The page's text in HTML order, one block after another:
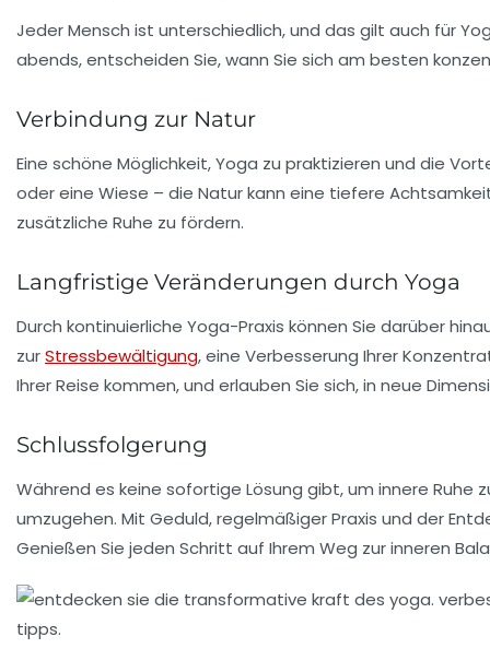
Jeder Mensch ist unterschiedlich, und das gilt auch für
abends, entscheiden Sie, wann Sie sich am besten
Verbindung zur Natur
Eine schöne Möglichkeit, Yoga zu praktizieren und die
oder eine Wiese – die Natur kann eine tiefere
zusätzliche Ruhe zu fördern.
Langfristige Veränderungen durch Yoga
Durch kontinuierliche Yoga-Praxis können Sie darüber
zurStressbewältigung, eine Verbesserung Ihrer
Ihrer Reise kommen, und erlauben Sie sich, in neue
Schlussfolgerung
Während es keine sofortige Lösung gibt, um innere Ruhe
umzugehen. Mit Geduld, regelmäßiger Praxis und der
Genießen Sie jeden Schritt auf Ihrem Weg zur inneren